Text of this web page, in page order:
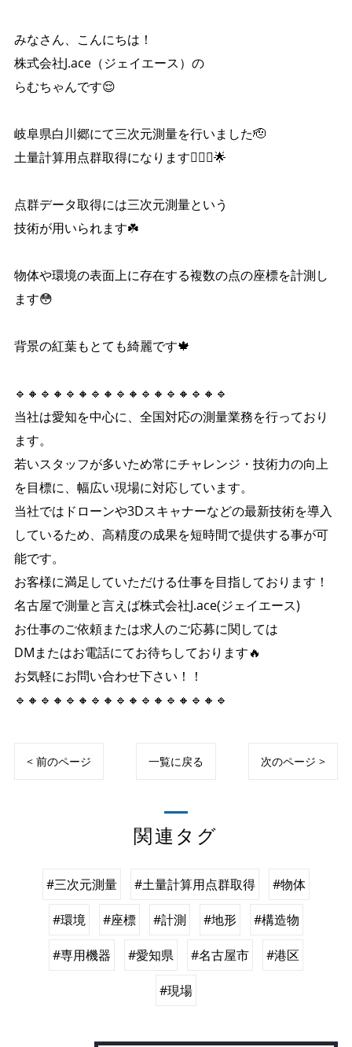
みなさん、こんにちは！
株式会社J.ace（ジェイエース）の
らむちゃんです😌
岐阜県白川郷にて三次元測量を行いました🫡
土量計算用点群取得になります💁🏼‍♀️🌟
点群データ取得には三次元測量という
技術が用いられます☘️
物体や環境の表面上に存在する複数の点の座標を計測し
ます😳
背景の紅葉もとても綺麗です🍁
🔹🔸🔹🔸🔹🔸🔹🔸🔹🔸🔹🔸🔹🔸🔹🔸🔹
当社は愛知を中心に、全国対応の測量業務を行っており
ます。
若いスタッフが多いため常にチャレンジ・技術力の向上
を目標に、幅広い現場に対応しています。
当社ではドローンや3Dスキャナーなどの最新技術を導入
しているため、高精度の成果を短時間で提供する事が可
能です。
お客様に満足していただける仕事を目指しております！
名古屋で測量と言えば株式会社J.ace(ジェイエース)
お仕事のご依頼または求人のご応募に関しては
DMまたはお電話にてお待ちしております🔥
お気軽にお問い合わせ下さい！！
🔹🔸🔹🔸🔹🔸🔹🔸🔹🔸🔹🔸🔹🔸🔹🔸🔹
< 前のページ 一覧に戻る 次のページ >
関連タグ
#三次元測量 #土量計算用点群取得 #物体
#環境 #座標 #計測 #地形 #構造物
#専用機器 #愛知県 #名古屋市 #港区
#現場